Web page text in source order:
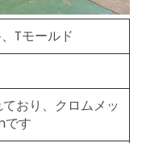
Tモールド
おり、クロムメッ
です